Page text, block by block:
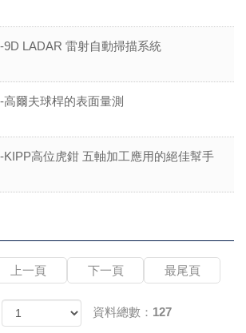
9D LADAR 雷射自動掃描系統
高爾夫球桿的表面量測
KIPP高位虎鉗 五軸加工應用的絕佳幫手
上一頁 下一頁 最尾頁
資料總數：127